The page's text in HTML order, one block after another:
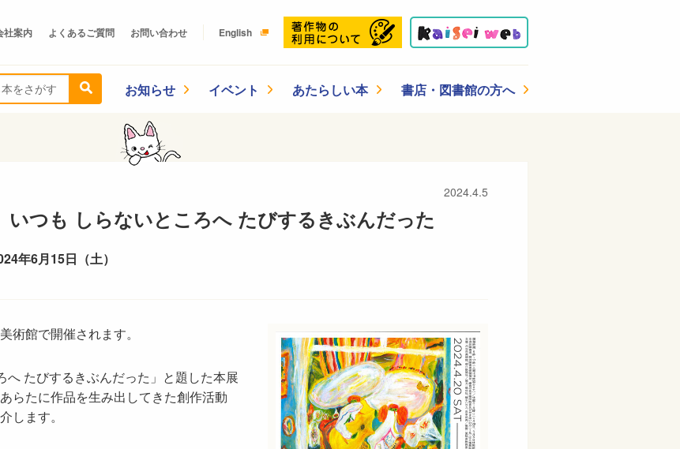
社案内 よくあるご質問 お問い合わせ English
お知らせ イベント あたらしい本 書店・図書館の方へ
2024.4.5
つも しらないところへ たびするきぶんだった
年6月15日（土）
術館で開催されます。
へ たびするきぶんだった」と題した本展
らたに作品を生み出してきた創作活動
します。